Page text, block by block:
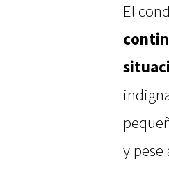
El
y